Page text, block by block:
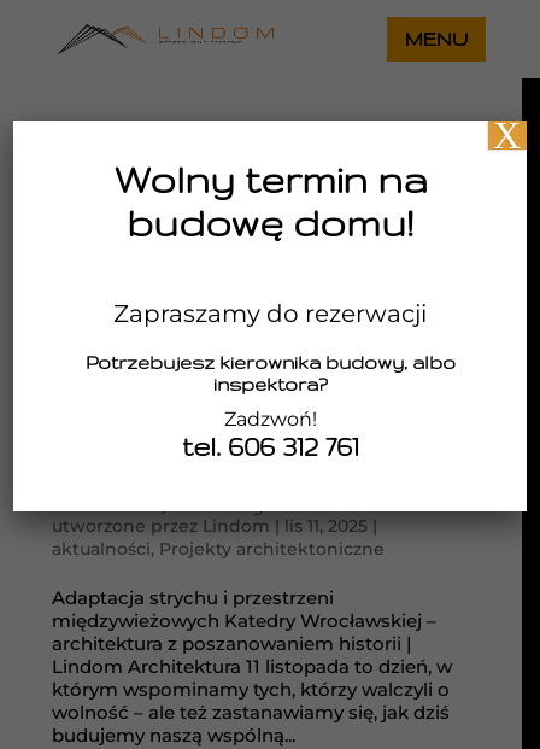
Architektura Wolności – budujemy przyszłość z
utworzone przez Lindom | lis 11, 2025 |
aktualności, Projekty architektoniczne
Adaptacja strychu i przestrzeni
międzywieżowych Katedry Wrocławskiej –
architektura z poszanowaniem historii |
Lindom Architektura 11 listopada to dzień, w
którym wspominamy tych, którzy walczyli o
wolność – ale też zastanawiamy się, jak dziś
budujemy naszą wspólną...
Wolny termin na
budowę domu!
Zapraszamy do rezerwacji
Potrzebujesz kierownika budowy, albo
inspektora?
Zadzwoń!
tel. 606 312 761
X